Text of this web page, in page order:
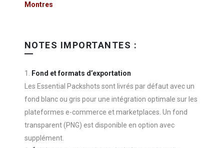
Montres
NOTES IMPORTANTES :
Fond et formats d’exportation
Les Essential Packshots sont livrés par défaut avec un
fond blanc ou gris pour une intégration optimale sur les
plateformes e-commerce et marketplaces. Un fond
transparent (PNG) est disponible en option avec
supplément.